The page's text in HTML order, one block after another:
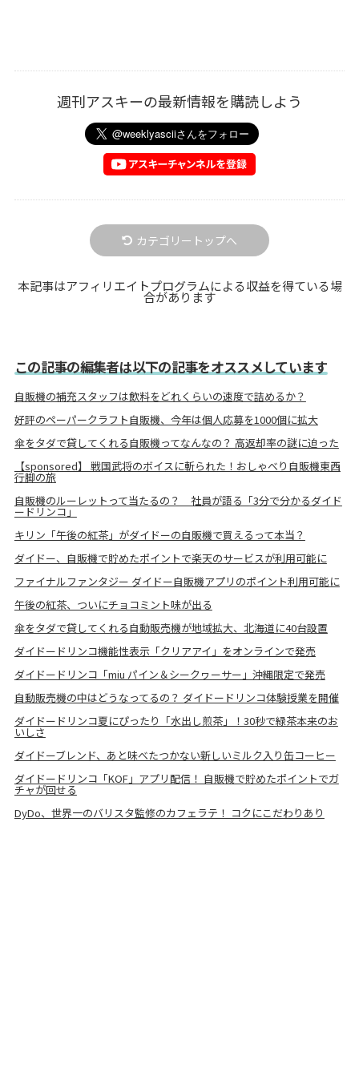
週刊アスキーの最新情報を購読しよう
カテゴリートップへ
本記事はアフィリエイトプログラムによる収益を得ている場
合があります
この記事の編集者は以下の記事をオススメしています
自販機の補充スタッフは飲料をどれくらいの速度で詰めるか？
好評のペーパークラフト自販機、今年は個人応募を1000個に拡大
傘をタダで貸してくれる自販機ってなんなの？ 高返却率の謎に迫った
【sponsored】 戦国武将のボイスに斬られた！おしゃべり自販機東西
行脚の旅
自販機のルーレットって当たるの？ 社員が語る「3分で分かるダイド
ードリンコ」
キリン「午後の紅茶」がダイドーの自販機で買えるって本当？
ダイドー、自販機で貯めたポイントで楽天のサービスが利用可能に
ファイナルファンタジー ダイドー自販機アプリのポイント利用可能に
午後の紅茶、ついにチョコミント味が出る
傘をタダで貸してくれる自動販売機が地域拡大、北海道に40台設置
ダイドードリンコ機能性表示「クリアアイ」をオンラインで発売
ダイドードリンコ「miu パイン＆シークヮーサー」沖縄限定で発売
自動販売機の中はどうなってるの？ ダイドードリンコ体験授業を開催
ダイドードリンコ夏にぴったり「水出し煎茶」！30秒で緑茶本来のお
いしさ
ダイドーブレンド、あと味べたつかない新しいミルク入り缶コーヒー
ダイドードリンコ「KOF」アプリ配信！ 自販機で貯めたポイントでガ
チャが回せる
DyDo、世界一のバリスタ監修のカフェラテ！ コクにこだわりあり